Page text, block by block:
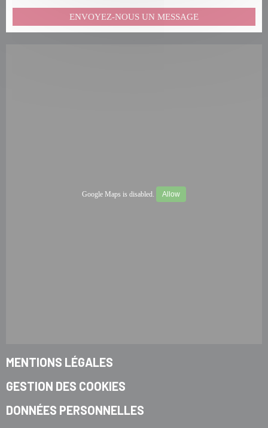
ENVOYEZ-NOUS UN MESSAGE
Google Maps is disabled. Allow
MENTIONS LÉGALES
GESTION DES COOKIES
DONNÉES PERSONNELLES